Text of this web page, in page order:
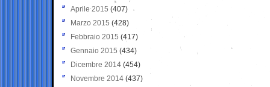
Aprile 2015 (407)
Marzo 2015 (428)
Febbraio 2015 (417)
Gennaio 2015 (434)
Dicembre 2014 (454)
Novembre 2014 (437)